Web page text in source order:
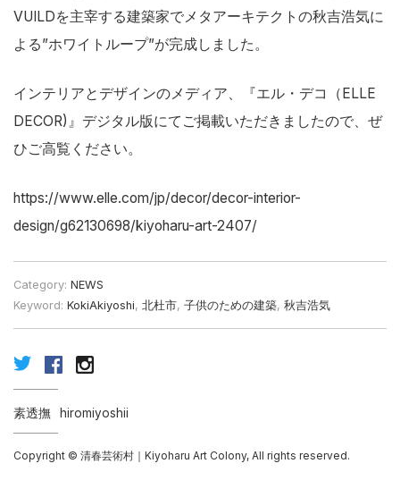
VUILDを主宰する建築家でメタアーキテクトの秋吉浩気に
よる”ホワイトループ”が完成しました。
インテリアとデザインのメディア、『エル・デコ（ELLE
DECOR)』デジタル版にてご掲載いただきましたので、ぜ
ひご高覧ください。
https://www.elle.com/jp/decor/decor-interior-
design/g62130698/kiyoharu-art-2407/
Category: NEWS
Keyword: KokiAkiyoshi, 北杜市, 子供のための建築, 秋吉浩気
素透撫 hiromiyoshii
Copyright © 清春芸術村｜Kiyoharu Art Colony, All rights reserved.